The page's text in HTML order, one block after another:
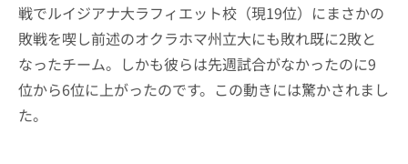
戦でルイジアナ大ラフィエット校（現19位）にまさかの
敗戦を喫し前述のオクラホマ州立大にも敗れ既に2敗と
なったチーム。しかも彼らは先週試合がなかったのに9
位から6位に上がったのです。この動きには驚かされまし
た。